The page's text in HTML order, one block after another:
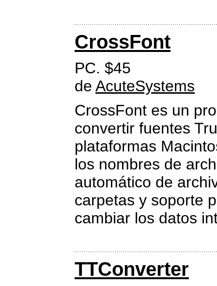
CrossFont
PC. $45
de AcuteSystems
CrossFont es un
convertir fuentes
plataformas
los nombres de
automático de
carpetas y soporte
cambiar los datos
TTConverter